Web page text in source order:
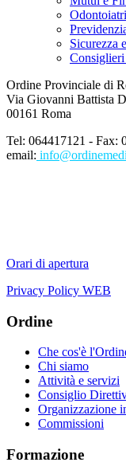
Sicurezza
Ordine Provinciale di
Via Giovanni Battista
00161 Roma
Tel: 064417121 - Fax:
email:
Orari di apertura
Privacy Policy WEB
Ordine
Che cos'è
Chi siamo
Attività e servizi
Consiglio
Organizzazione
Commissioni
Formazione